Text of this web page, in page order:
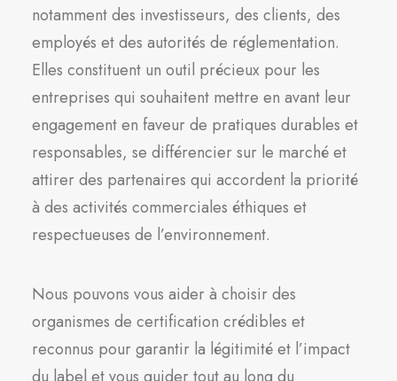
notamment des investisseurs, des clients, des
employés et des autorités de réglementation.
Elles constituent un outil précieux pour les
entreprises qui souhaitent mettre en avant leur
engagement en faveur de pratiques durables et
responsables, se différencier sur le marché et
attirer des partenaires qui accordent la priorité
à des activités commerciales éthiques et
respectueuses de l’environnement.
Nous pouvons vous aider à choisir des
organismes de certification crédibles et
reconnus pour garantir la légitimité et l’impact